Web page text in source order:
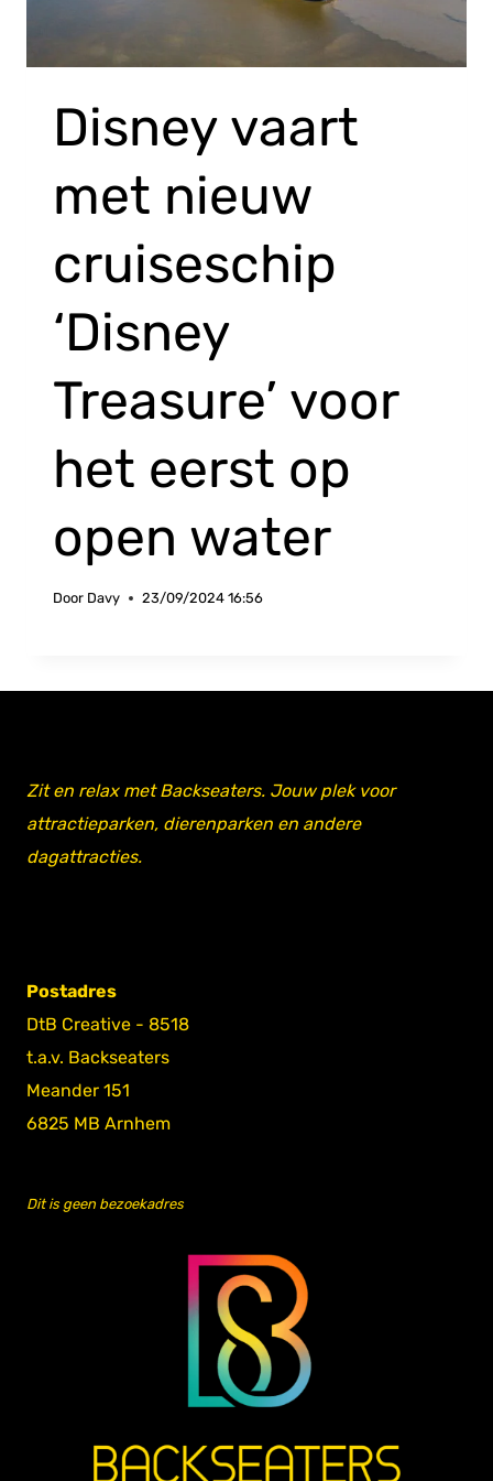
Disney vaart
met nieuw
cruiseschip
‘Disney
Treasure’ voor
het eerst op
open water
Door Davy 23/09/2024 16:56
Zit en relax met Backseaters. Jouw plek voor
attractieparken, dierenparken en andere
dagattracties.
Postadres
DtB Creative - 8518
t.a.v. Backseaters
Meander 151
6825 MB Arnhem
Dit is geen bezoekadres